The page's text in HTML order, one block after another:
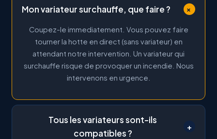
Mon variateur surchauffe, que faire ? +
Coupez-le immediatement. Vous pouvez faire
tourner la hotte en direct (sans variateur) en
attendant notre intervention. Un variateur qui
surchauffe risque de provoquer un incendie. Nous
intervenons en urgence.
Tous les variateurs sont-ils
compatibles ?
+